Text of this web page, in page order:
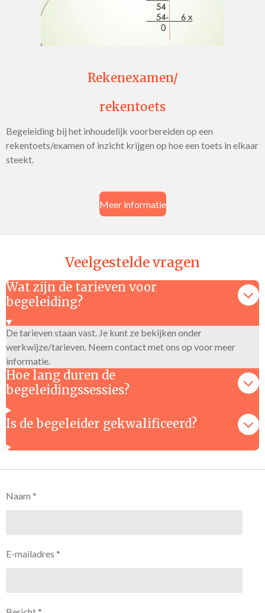
Rekenexamen/
rekentoets
Begeleiding bij het inhoudelijk voorbereiden op een
rekentoets/examen of inzicht krijgen op hoe een toets in elkaar
steekt.
Meer informatie
Veelgestelde vragen
Wat zijn de tarieven voor
begeleiding?
De tarieven staan vast. Je kunt ze bekijken onder
werkwijze/tarieven. Neem contact met ons op voor meer
informatie.
Hoe lang duren de
begeleidingssessies?
Is de begeleider gekwalificeerd?
Naam *
E-mailadres *